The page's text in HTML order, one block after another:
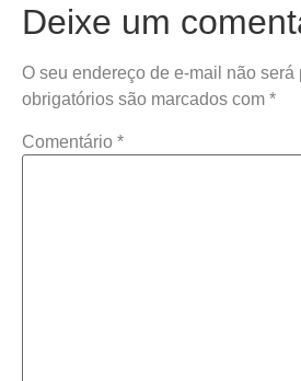
Deixe um
O seu endereço de e-mail não será
obrigatórios são marcados com *
Comentário *